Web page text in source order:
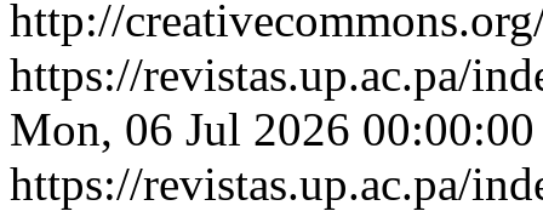
http://
https://revistas.up.ac.pa/
Mon, 06 Jul 2026
https://revistas.up.ac.pa/